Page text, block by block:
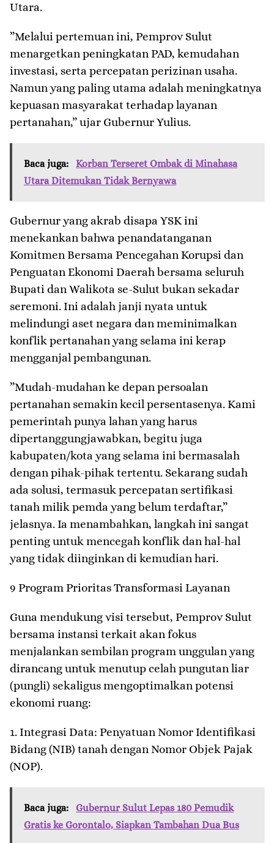
Utara.
​”Melalui pertemuan ini, Pemprov Sulut
menargetkan peningkatan PAD, kemudahan
investasi, serta percepatan perizinan usaha.
Namun yang paling utama adalah meningkatnya
kepuasan masyarakat terhadap layanan
pertanahan,” ujar Gubernur Yulius.
Baca juga:
Korban Terseret Ombak di Minahasa
Utara Ditemukan Tidak Bernyawa
​Gubernur yang akrab disapa YSK ini
menekankan bahwa penandatanganan
Komitmen Bersama Pencegahan Korupsi dan
Penguatan Ekonomi Daerah bersama seluruh
Bupati dan Walikota se-Sulut bukan sekadar
seremoni. Ini adalah janji nyata untuk
melindungi aset negara dan meminimalkan
konflik pertanahan yang selama ini kerap
mengganjal pembangunan.
​”Mudah-mudahan ke depan persoalan
pertanahan semakin kecil persentasenya. Kami
pemerintah punya lahan yang harus
dipertanggungjawabkan, begitu juga
kabupaten/kota yang selama ini bermasalah
dengan pihak-pihak tertentu. Sekarang sudah
ada solusi, termasuk percepatan sertifikasi
tanah milik pemda yang belum terdaftar,”
jelasnya. Ia menambahkan, langkah ini sangat
penting untuk mencegah konflik dan hal-hal
yang tidak diinginkan di kemudian hari.
​9 Program Prioritas Transformasi Layanan
​Guna mendukung visi tersebut, Pemprov Sulut
bersama instansi terkait akan fokus
menjalankan sembilan program unggulan yang
dirancang untuk menutup celah pungutan liar
(pungli) sekaligus mengoptimalkan potensi
ekonomi ruang:
1. ​Integrasi Data: Penyatuan Nomor Identifikasi
Bidang (NIB) tanah dengan Nomor Objek Pajak
(NOP).
Baca juga:
Gubernur Sulut Lepas 180 Pemudik
Gratis ke Gorontalo, Siapkan Tambahan Dua Bus